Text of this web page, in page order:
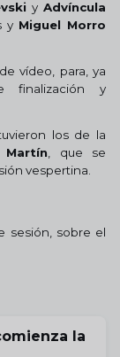
y Advíncula
y Miguel Morro
vídeo, para, ya
finalización y
los de la
Martín , que se
vespertina.
sesión, sobre el
la